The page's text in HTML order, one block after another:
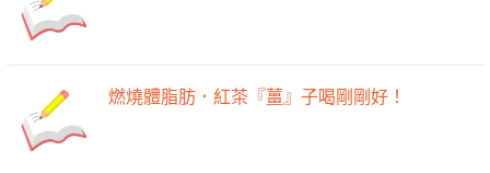
燃燒體脂肪．紅茶『薑』子喝剛剛好！